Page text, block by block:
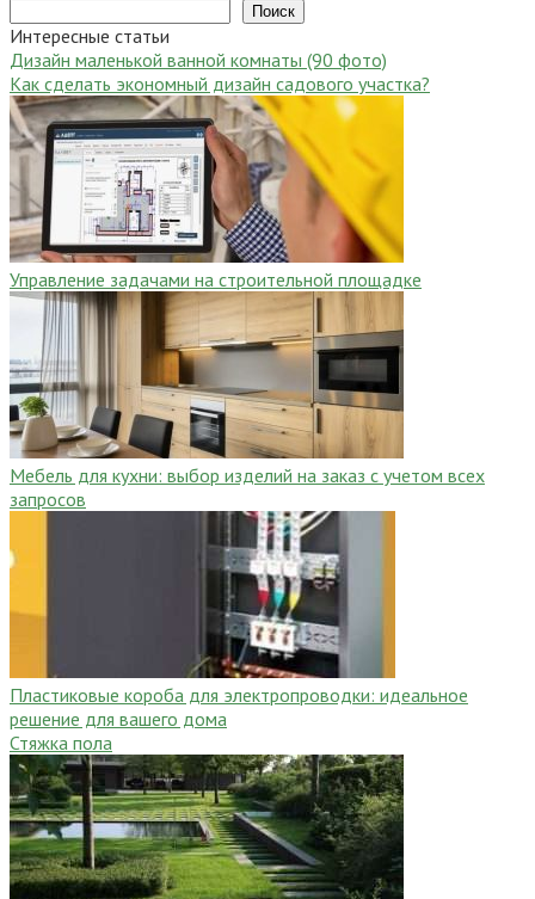
Поиск
Интересные статьи
Дизайн маленькой ванной комнаты (90 фото)
Как сделать экономный дизайн садового участка?
Управление задачами на строительной площадке
Мебель для кухни: выбор изделий на заказ с учетом всех
запросов
Пластиковые короба для электропроводки: идеальное
решение для вашего дома
Стяжка пола